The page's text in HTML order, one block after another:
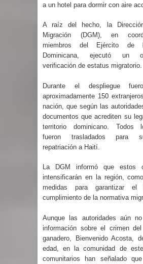
España
TC declara
vigente desde 2006 y
Congreso
Presidente LMD Víctor
supervisa obra relleno
reúne con alcalde San
muertos
Heridos y edificios
a un hotel para dormir con aire
A raíz del hecho, la
Migración (DGM), en
miembros del Ejército de
Dominicana, ejecutó un
verificación de estatus migratorio.
Durante el despliegue
aproximadamente 150
nación, que según las
documentos que acrediten su
territorio dominicano. Todos
fueron trasladados para
repatriación a Haití.
La DGM informó que estos
intensificarán en la región,
medidas para garantizar
cumplimiento de la normativa
Aunque las autoridades aún
información sobre el crimen
ganadero, Bienvenido Acosta,
edad, en la comunidad de
comunitarios han señalado